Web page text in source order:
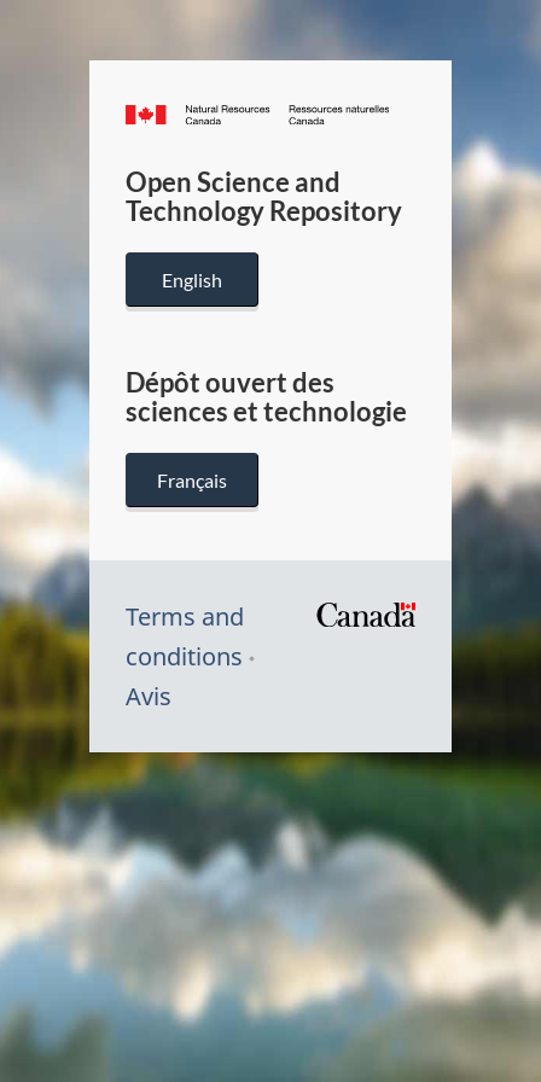
Canada.ca
/
Canada
Open Science and
Technology Repository
English
Dépôt ouvert des
sciences et technologie
Français
Terms and
conditions
Avis
Symbole
du